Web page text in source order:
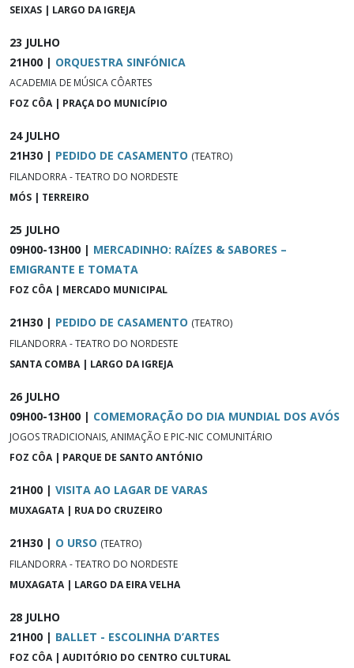
SEIXAS | LARGO DA IGREJA
23 JULHO
21H00 | ORQUESTRA SINFÓNICA
ACADEMIA DE MÚSICA CÔARTES
FOZ CÔA | PRAÇA DO MUNICÍPIO
24 JULHO
21H30 | PEDIDO DE CASAMENTO (TEATRO)
FILANDORRA - TEATRO DO NORDESTE
MÓS | TERREIRO
25 JULHO
09H00-13H00 | MERCADINHO: RAÍZES & SABORES –
EMIGRANTE E TOMATA
FOZ CÔA | MERCADO MUNICIPAL
21H30 | PEDIDO DE CASAMENTO (TEATRO)
FILANDORRA - TEATRO DO NORDESTE
SANTA COMBA | LARGO DA IGREJA
26 JULHO
09H00-13H00 | COMEMORAÇÃO DO DIA MUNDIAL DOS AVÓS
JOGOS TRADICIONAIS, ANIMAÇÃO E PIC-NIC COMUNITÁRIO
FOZ CÔA | PARQUE DE SANTO ANTÓNIO
21H00 | VISITA AO LAGAR DE VARAS
MUXAGATA | RUA DO CRUZEIRO
21H30 | O URSO (TEATRO)
FILANDORRA - TEATRO DO NORDESTE
MUXAGATA | LARGO DA EIRA VELHA
28 JULHO
21H00 | BALLET - ESCOLINHA D’ARTES
FOZ CÔA | AUDITÓRIO DO CENTRO CULTURAL